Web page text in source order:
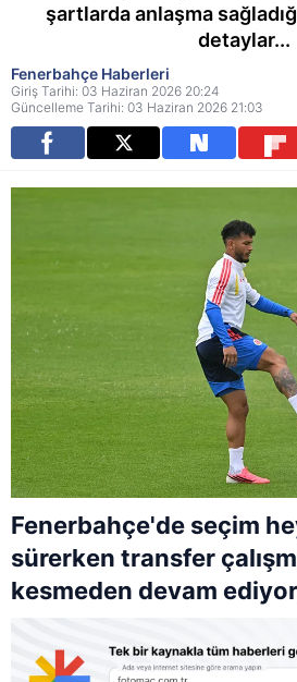
şartlarda anlaşma
detaylar...
Fenerbahçe Haberleri
Giriş Tarihi: 03 Haziran 2026 20:24
Güncelleme Tarihi: 03 Haziran 2026 21:03
Fenerbahçe'de seçim
sürerken transfer
kesmeden devam